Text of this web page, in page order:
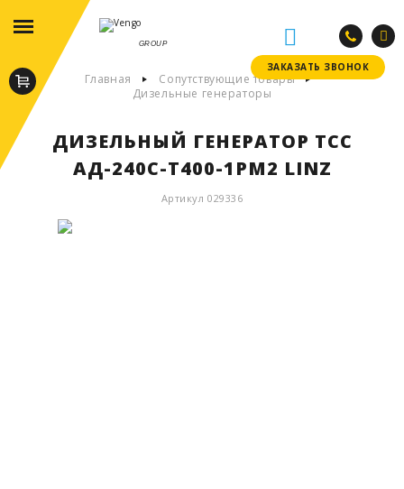
ЗАКАЗАТЬ ЗВОНОК
ЗАКАЗАТЬ ЗВОНОК
GROUP
Главная
Сопутствующие товары
Дизельные генераторы
ДИЗЕЛЬНЫЙ ГЕНЕРАТОР ТСС
АД-240С-Т400-1РМ2 LINZ
Артикул 029336